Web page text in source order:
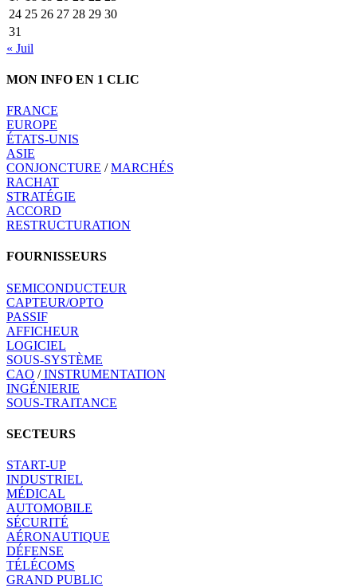
24 25 26 27 28 29 30
31
« Juil
MON INFO EN 1 CLIC
FRANCE
EUROPE
ÉTATS-UNIS
ASIE
CONJONCTURE /MARCHÉS
RACHAT
STRATÉGIE
ACCORD
RESTRUCTURATION
FOURNISSEURS
SEMICONDUCTEUR
CAPTEUR/OPTO
PASSIF
AFFICHEUR
LOGICIEL
SOUS-SYSTÈME
CAO /INSTRUMENTATION
INGÉNIERIE
SOUS-TRAITANCE
SECTEURS
START-UP
INDUSTRIEL
MÉDICAL
AUTOMOBILE
SÉCURITÉ
AÉRONAUTIQUE
DÉFENSE
TÉLÉCOMS
GRAND PUBLIC